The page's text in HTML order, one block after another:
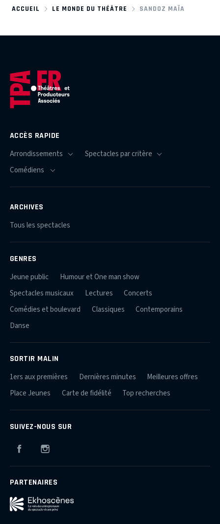
ACCUEIL LE MONDE DU THÉÂTRE SANDOZ MAÏA
ACCÈS RAPIDE
ARCHIVES
Tous les spectacles
GENRES
Jeune public
Humour et One man show
Spectacles musicaux
Lectures
Concerts
Comédies et boulevard
Classiques
Contemporains
Danse
SORTIR MALIN
1ers aux premières Dernières minutes
Meilleures offres
Place Jeunes
Carte de fidélité Top recherches
SUIVEZ-NOUS SUR
Facebook
PARTENAIRES